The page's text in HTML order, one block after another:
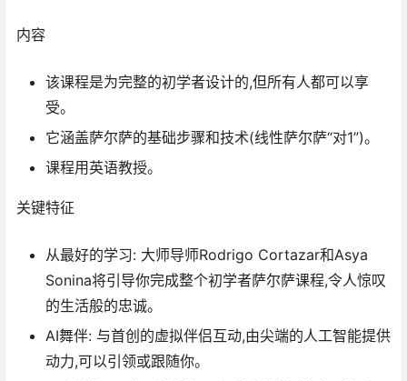
内容
该课程是为完整的初学者设计的,但所有人都可以享
受。
它涵盖萨尔萨的基础步骤和技术(线性萨尔萨“对1”)。
课程用英语教授。
关键特征
从最好的学习: 大师导师Rodrigo Cortazar和Asya
Sonina将引导你完成整个初学者萨尔萨课程,令人惊叹
的生活般的忠诚。
AI舞伴: 与首创的虚拟伴侣互动,由尖端的人工智能提供
动力,可以引领或跟随你。